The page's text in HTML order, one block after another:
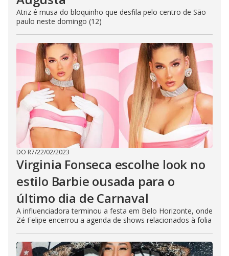
Atriz é musa do bloquinho que desfila pelo centro de São
paulo neste domingo (12)
DO R7/22/02/2023
Virginia Fonseca escolhe look no
estilo Barbie ousada para o
último dia de Carnaval
A influenciadora terminou a festa em Belo Horizonte, onde
Zé Felipe encerrou a agenda de shows relacionados à folia